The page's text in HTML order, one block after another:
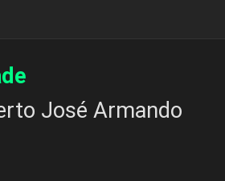
José Armando